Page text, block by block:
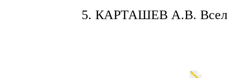
5. КАРТАШЕВ А.В.